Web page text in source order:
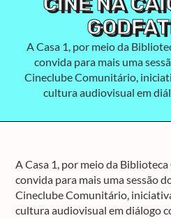
A Casa 1, por meio da
convida para mais uma
Cineclube Comunitário,
cultura audiovisual em
A Casa 1, por meio da
convida para mais uma sessão
Cineclube Comunitário,
cultura audiovisual em diálogo